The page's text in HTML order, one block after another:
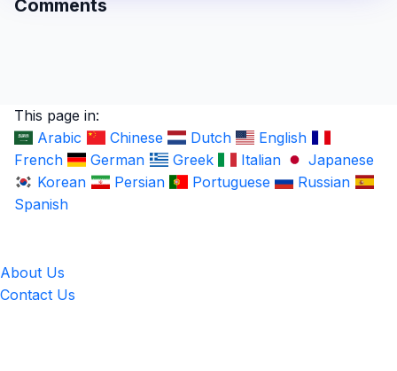
Comments
This page in:
Arabic
Chinese Dutch
English
French
German Greek Italian
Japanese
Korean
Persian Portuguese
Russian
Spanish
About Us
Contact Us